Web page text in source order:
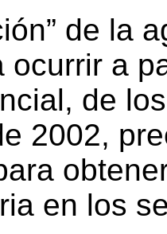
de la
ocurrir a
de
2002,
en los